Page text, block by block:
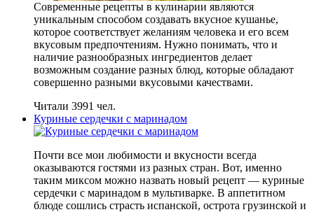
Современные рецепты в кулинарии являются
уникальным способом создавать вкусное кушанье,
которое соответствует желаниям человека и его всем
вкусовым предпочтениям. Нужно понимать, что и
наличие разнообразных ингредиентов делает
возможным создание разных блюд, которые обладают
совершенно разными вкусовыми качествами.
Читали 3991 чел.
Куриные сердечки с маринадом
Почти все мои любимости и вкусности всегда
оказываются гостями из разных стран. Вот, именно
таким миксом можно назвать новый рецепт — куриные
сердечки с маринадом в мультиварке. В аппетитном
блюде сошлись страсть испанской, острота грузинской и